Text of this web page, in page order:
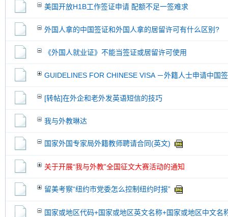
美国开放H1B工作签证申请 配额不足一签难求
外国人拿的中国签证和外国人拿的居留许可有什么区别?
《外国人就业证》不能当签证或居留许可使用
GUIDELINES FOR CHINESE VISA －外籍人士申请中国
[转帖]在外企和老外发英语短信的技巧
我与外教琳达
国家外国专家局外籍教师聘请合同(英文)
关于开展“我与外教”全国征文大赛活动的通知
留美考察“纽约市党委怎么控制纽约时报”
国家或地区代码+国家或地区英文名称+国家或地区中文名